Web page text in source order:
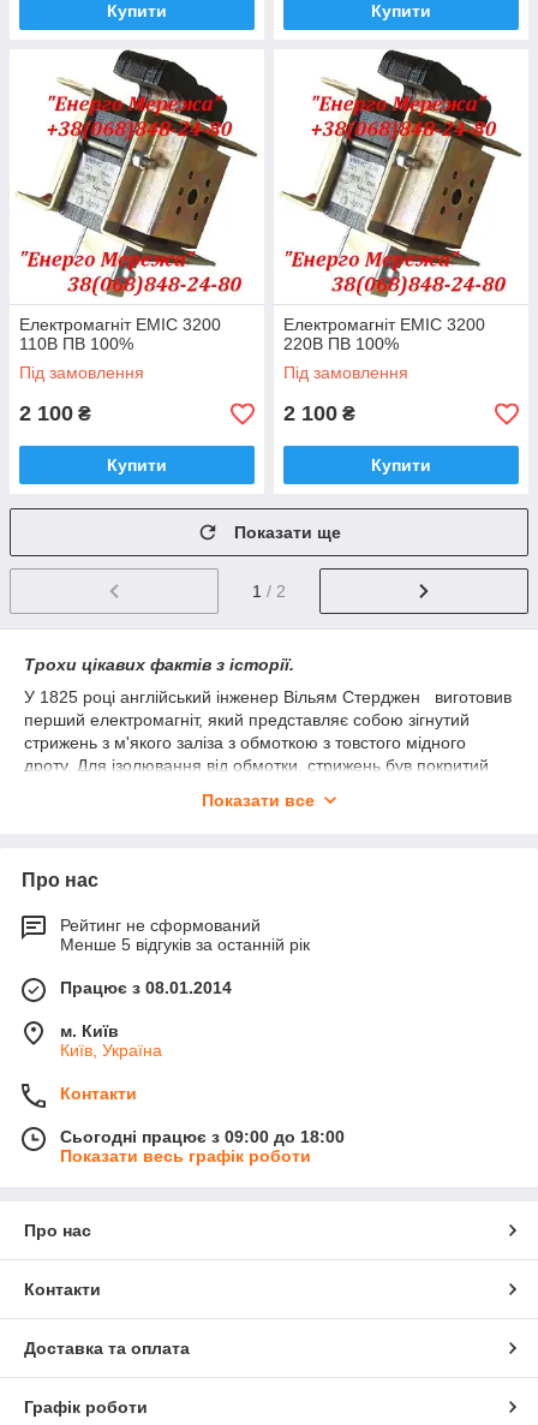
Купити Купити
Електромагніт ЕМІС 3200
110В ПВ 100%
Під замовлення
2 100 ₴
Купити
Електромагніт ЕМІС 3200
220В ПВ 100%
Під замовлення
2 100 ₴
Купити
Показати ще
1 / 2
Трохи цікавих фактів з історії.
У 1825 році англійський інженер Вільям Стерджен виготовив
перший електромагніт, який представляє собою зігнутий
стрижень з м'якого заліза з обмоткою з товстого мідного
дроту. Для ізолювання від обмотки, стрижень був покритий
властивості сильного магніту, але при перериванні струму він
Крім промислового використання, магніти стали широко
застосовуватися в медицині. Ще в кінці XIX на початку ХХ
століття на сторінках "Енциклопедичного словника Брокгауза
і Ефрона" Мендельсон М. Е писав, що електромагніт
«служить найкращим способом для вилучення чужорідних тіл
з порожнини ока»
Показати все
Про нас
Рейтинг не сформований
Менше 5 відгуків за останній рік
Працює з 08.01.2014
м. Київ
Київ, Україна
Контакти
Сьогодні працює з 09:00 до 18:00
Показати весь графік роботи
Про нас
Контакти
Доставка та оплата
Графік роботи